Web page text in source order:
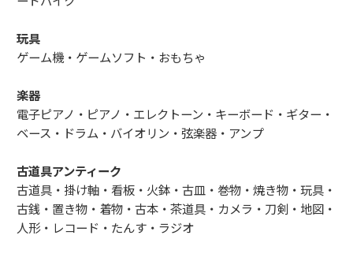
玩具
ゲーム機・ゲームソフト・おもちゃ
楽器
電子ピアノ・ピアノ・エレクトーン・キーボード・ギター・
ベース・ドラム・バイオリン・弦楽器・アンプ
古道具アンティーク
古道具・掛け軸・看板・火鉢・古皿・巻物・焼き物・玩具・
古銭・置き物・着物・古本・茶道具・カメラ・刀剣・地図・
人形・レコード・たんす・ラジオ